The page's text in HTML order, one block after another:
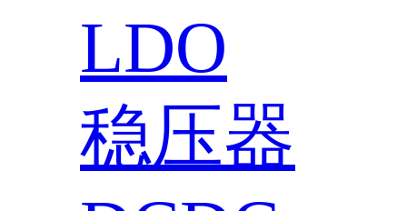
LDO
稳压器